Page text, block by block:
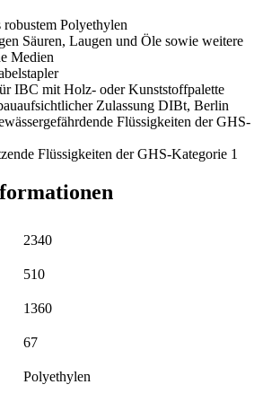
Polyethylen
Säuren, Laugen und Öle sowie weitere
Medien
IBC mit Holz- oder Kunststoffpalette
Zulassung DIBt, Berlin
Flüssigkeiten der GHS-
Flüssigkeiten der GHS-Kategorie 1
2340
510
1360
67
Polyethylen